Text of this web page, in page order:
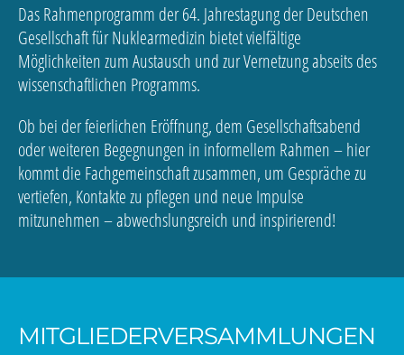
Das Rahmenprogramm der 64. Jahrestagung der Deutschen
Gesellschaft für Nuklearmedizin bietet vielfältige
Möglichkeiten zum Austausch und zur Vernetzung abseits des
wissenschaftlichen Programms.
Ob bei der feierlichen Eröffnung, dem Gesellschaftsabend
oder weiteren Begegnungen in informellem Rahmen – hier
kommt die Fachgemeinschaft zusammen, um Gespräche zu
vertiefen, Kontakte zu pflegen und neue Impulse
mitzunehmen – abwechslungsreich und inspirierend!
MITGLIEDERVERSAMMLUNGEN